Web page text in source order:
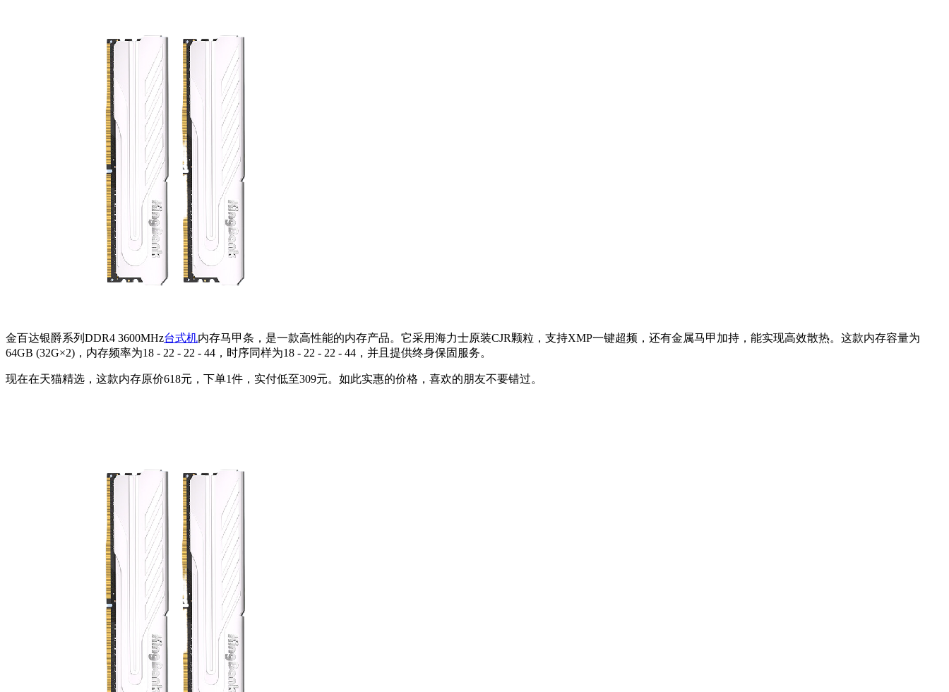
金百达银爵系列DDR4 3600MHz台式机内存马甲条，是一款高性能的内存产品。它采用海力士原装CJR颗粒，支持XMP一键超频，还有金属马甲加持，能实现高效散热。这款内存容量为
64GB (32G×2)，内存频率为18 - 22 - 22 - 44，时序同样为18 - 22 - 22 - 44，并且提供终身保固服务。
现在在天猫精选，这款内存原价618元，下单1件，实付低至309元。如此实惠的价格，喜欢的朋友不要错过。